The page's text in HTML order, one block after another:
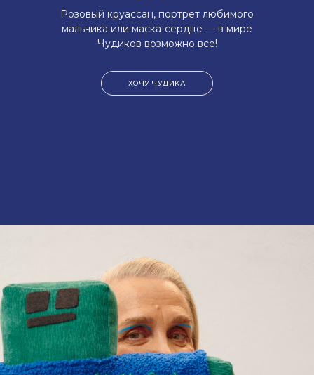
Розовый круассан, портрет любимого
мальчика или маска-сердце — в мире
Чудиков возможно все!
ХОЧУ ЧУДИКА